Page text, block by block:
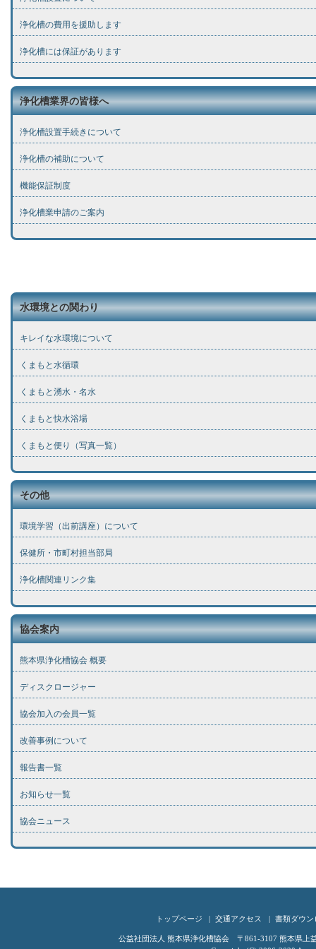
浄化槽の費用を援助します
浄化槽には保証があります
浄化槽業界の皆様へ
浄化槽設置手続きについて
浄化槽の補助について
機能保証制度
浄化槽業申請のご案内
水環境との関わり
キレイな水環境について
くまもと水循環
くまもと湧水・名水
くまもと快水浴場
くまもと便り（写真一覧）
その他
環境学習（出前講座）について
保健所・市町村担当部局
浄化槽関連リンク集
協会案内
熊本県浄化槽協会 概要
ディスクロージャー
協会加入の会員一覧
改善事例について
報告書一覧
お知らせ一覧
協会ニュース
トップページ 交通アクセス 書類ダウン
公益社団法人 熊本県浄化槽協会 〒861-3107 熊本県